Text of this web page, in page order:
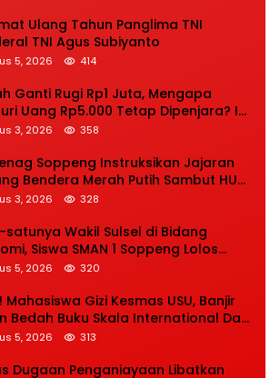
Ulang Tahun Panglima TNI
TNI Agus Subiyanto
5, 2026 414
Ganti Rugi Rp1 Juta, Mengapa
Uang Rp5.000 Tetap Dipenjara? Ini
Hakim
3, 2026 358
Soppeng Instruksikan Jajaran
Bendera Merah Putih Sambut HUT
RI3, 2026 328
satunya Wakil Sulsel di Bidang
Siswa SMAN 1 Soppeng Lolos
OSN Nasional 2026
5, 2026 320
Mahasiswa Gizi Kesmas USU, Banjir
Bedah Buku Skala International Dari
Rupiah Referensi Akademik Dunia
5, 2026 313
Dugaan Penganiayaan Libatkan